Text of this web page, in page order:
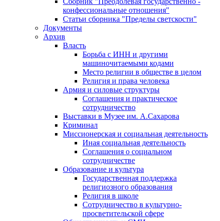
конфессиональные отношения"
Статьи сборника "Пределы светскости"
Документы
Архив
Власть
Борьба с ИНН и другими
машиночитаемыми кодами
Место религии в обществе в целом
Религия и права человека
Армия и силовые структуры
Соглашения и практическое
сотрудничество
Выставки в Музее им. А.Сахарова
Криминал
Миссионерская и социальная деятельность
Иная социальная деятельность
Соглашения о социальном
сотрудничестве
Образование и культура
Государственная поддержка
религиозного образования
Религия в школе
Сотрудничество в культурно-
просветительской сфере